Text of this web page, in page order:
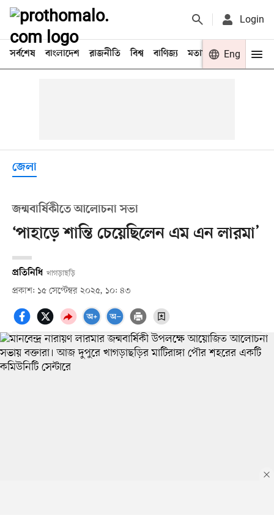
Login
সর্বশেষ বাংলাদেশ রাজনীতি বিশ্ব বাণিজ্য মতামত খেলা
Eng
জেলা
জন্মবার্ষিকীতে আলোচনা সভা
‘পাহাড়ে শান্তি চেয়েছিলেন এম এন লারমা’
প্রতিনিধি খাগড়াছড়ি
প্রকাশ: ১৫ সেপ্টেম্বর ২০২৫, ১০: ৪৩